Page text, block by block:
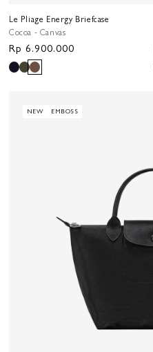
Le Pliage Energy Briefcase
Cocoa - Canvas
Harga
reguler
Rp 6.900.000
NEW EMBOSS